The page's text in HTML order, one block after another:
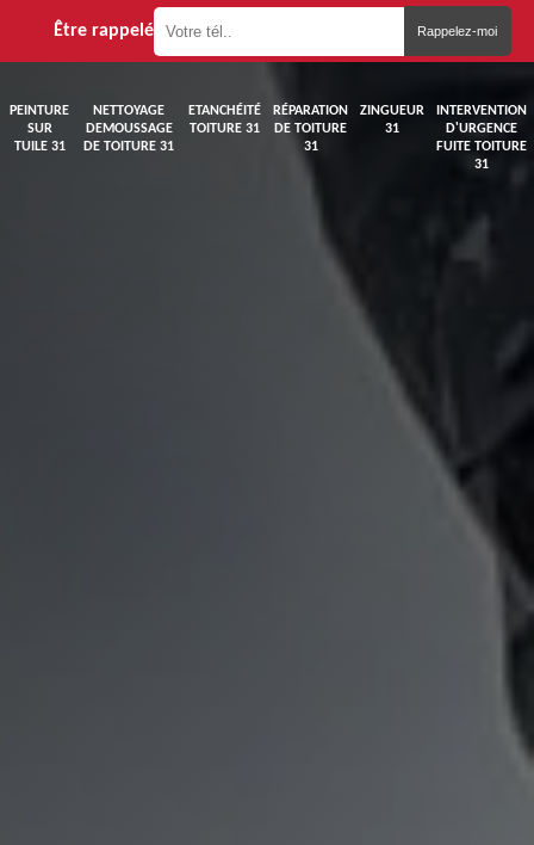
Être rappelé
PEINTURE
SUR
TUILE 31
NETTOYAGE
DEMOUSSAGE
DE TOITURE 31
ETANCHÉITÉ
TOITURE 31
RÉPARATION
DE TOITURE
31
ZINGUEUR
31
INTERVENTION
D'URGENCE
FUITE TOITURE
31